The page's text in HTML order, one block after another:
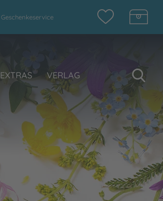
Geschenkeservice
EXTRAS VERLAG